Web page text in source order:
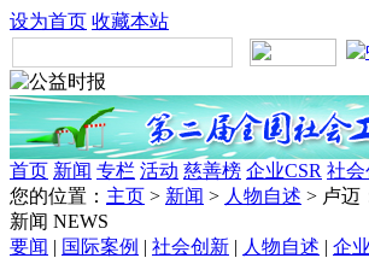
设为首页 收藏本站
首页 新闻 专栏 活动 慈善榜 企业CSR 社
您的位置： 主页 > 新闻 > 人物自述 > 卢迈
新闻 NEWS
要闻 | 国际案例 | 社会创新 | 人物自述 | 企